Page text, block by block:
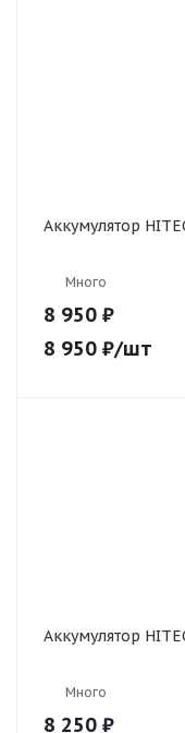
Аккумулятор
Много
8 950 ₽
8 950 ₽/шт
Аккумулятор
Много
8 250 ₽